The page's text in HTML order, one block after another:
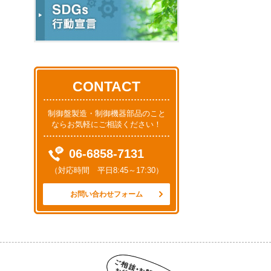
CONTACT
制御盤製造・制御機器部品のこと
ならお気軽にご相談ください！
06-6858-7131
（対応時間 平日8:45～17:30）
お問い合わせフォーム